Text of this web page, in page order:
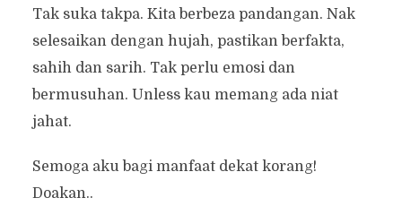
Tak suka takpa. Kita berbeza pandangan. Nak
selesaikan dengan hujah, pastikan berfakta,
sahih dan sarih. Tak perlu emosi dan
bermusuhan. Unless kau memang ada niat
jahat.
Semoga aku bagi manfaat dekat korang!
Doakan..